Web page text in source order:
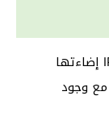
شاشة مساحتها كبيرة من نوع IPS LCD إضاءتها
مع وجود